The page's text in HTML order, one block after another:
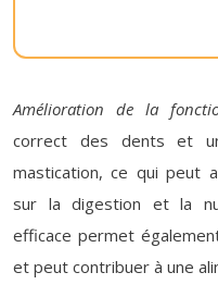
Amélioration de la
correct des dents et
mastication, ce qui peut
sur la digestion et la
efficace permet
et peut contribuer à une